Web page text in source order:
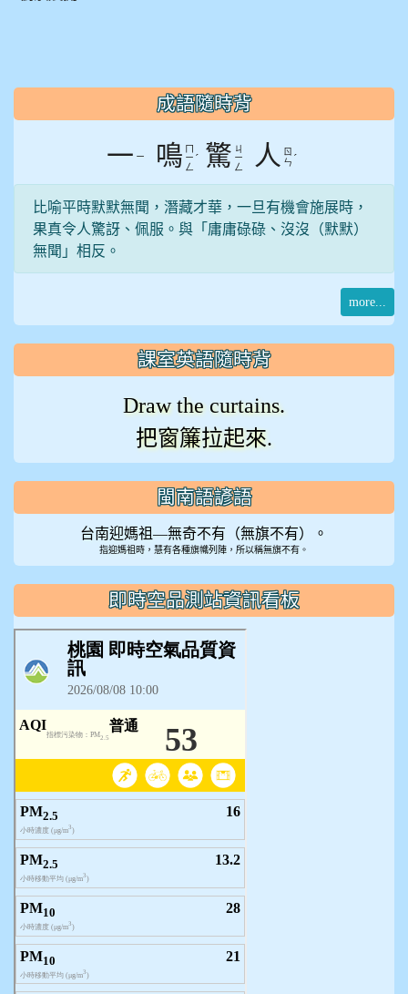
::: 成語隨時背
一 ㄧ 鳴 ㄇ
ㄧ
ㄥ
ˊ 驚 ㄐ
ㄧ
ㄥ
人
ㄖ
ㄣ ˊ
比喻平時默默無聞，潛藏才華，一旦有機會施展時，
果真令人驚訝、佩服。與「庸庸碌碌、沒沒（默默）
無聞」相反。
more...
課室英語隨時背
Draw the curtains.
把窗簾拉起來.
閩南語諺語
台南迎媽祖—無奇不有（無旗不有）。
指迎媽祖時，慧有各種旗幟列陣，所以稱無旗不有。
即時空品測站資訊看板